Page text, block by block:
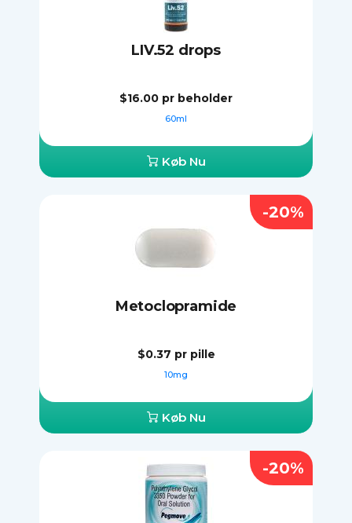
LIV.52 drops
$16.00 pr beholder
60ml
Køb Nu
Metoclopramide
$0.37 pr pille
10mg
Køb Nu
-20%
-20%